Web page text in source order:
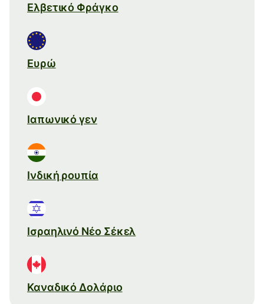
Ελβετικό Φράγκο
Ευρώ
Ιαπωνικό γεν
Ινδική ρουπία
Ισραηλινό Νέο Σέκελ
Καναδικό Δολάριο